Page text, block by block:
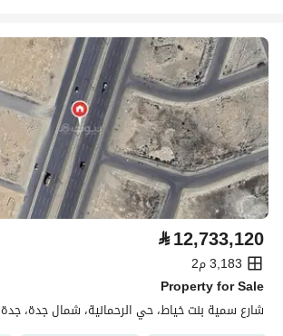
⃁12,733,120
3,183 م2
Property for Sale
شارع سمية بنت خياط، حي الرحمانية، شمال جدة، جدة